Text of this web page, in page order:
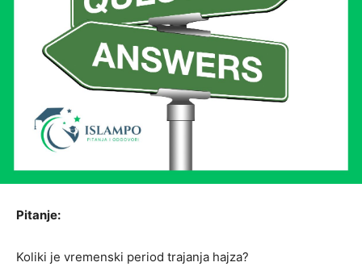
Pitanje:
Koliki je vremenski period trajanja hajza?